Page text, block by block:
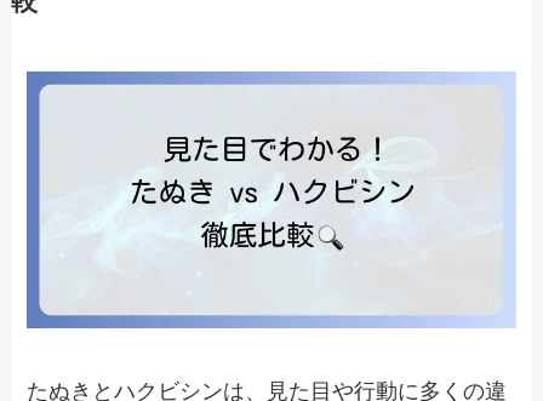
たぬきとハクビシンは、見た目や行動に多くの違